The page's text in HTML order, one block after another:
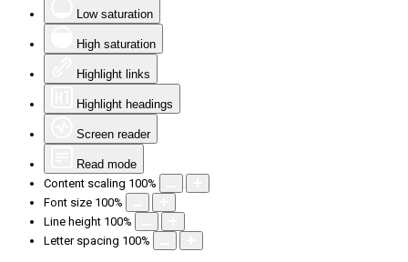
Low saturation
High saturation
Highlight links
Highlight headings
Screen reader
Read mode
Content scaling 100%
Font size 100%
Line height 100%
Letter spacing 100%